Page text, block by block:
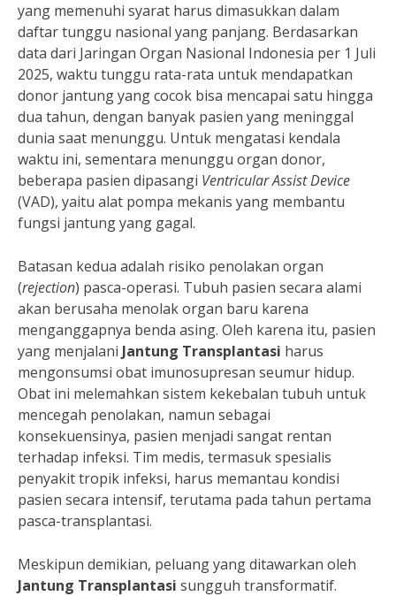
yang memenuhi syarat harus dimasukkan dalam
daftar tunggu nasional yang panjang. Berdasarkan
data dari Jaringan Organ Nasional Indonesia per 1 Juli
2025, waktu tunggu rata-rata untuk mendapatkan
donor jantung yang cocok bisa mencapai satu hingga
dua tahun, dengan banyak pasien yang meninggal
dunia saat menunggu. Untuk mengatasi kendala
waktu ini, sementara menunggu organ donor,
beberapa pasien dipasangi Ventricular Assist Device
(VAD), yaitu alat pompa mekanis yang membantu
fungsi jantung yang gagal.
Batasan kedua adalah risiko penolakan organ
(rejection) pasca-operasi. Tubuh pasien secara alami
akan berusaha menolak organ baru karena
menganggapnya benda asing. Oleh karena itu, pasien
yang menjalani Jantung Transplantasi harus
mengonsumsi obat imunosupresan seumur hidup.
Obat ini melemahkan sistem kekebalan tubuh untuk
mencegah penolakan, namun sebagai
konsekuensinya, pasien menjadi sangat rentan
terhadap infeksi. Tim medis, termasuk spesialis
penyakit tropik infeksi, harus memantau kondisi
pasien secara intensif, terutama pada tahun pertama
pasca-transplantasi.
Meskipun demikian, peluang yang ditawarkan oleh
Jantung Transplantasi sungguh transformatif.